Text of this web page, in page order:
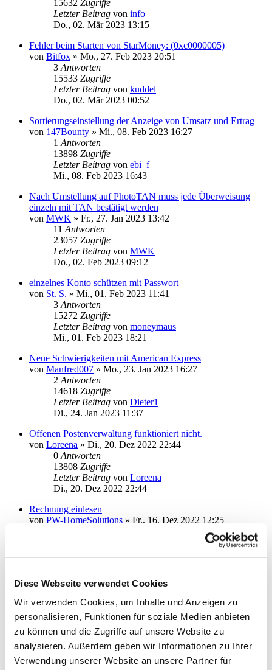
Diese Webseite verwendet Cookies
Wir verwenden Cookies, um Inhalte und Anzeigen zu
personalisieren, Funktionen für soziale Medien anbieten
zu können und die Zugriffe auf unsere Website zu
analysieren. Außerdem geben wir Informationen zu Ihrer
Verwendung unserer Website an unsere Partner für
15632 Zugriffe
Letzter Beitrag von info
Do., 02. Mär 2023 13:15
Fehler beim Starten von StarMoney: (0xc0000005)
von Bitfox » Mo., 27. Feb 2023 20:51
3 Antworten
15533 Zugriffe
Letzter Beitrag von kuddel
Do., 02. Mär 2023 00:52
Sortierungseinstellung der Anzeige von Umsatz und Ertrag
von 147Bounty » Mi., 08. Feb 2023 16:27
1 Antworten
13898 Zugriffe
Letzter Beitrag von ebi_f
Mi., 08. Feb 2023 16:43
Nach Umstellung auf PhotoTAN muss jede Überweisung
einzeln mit TAN bestätigt werden
von MWK » Fr., 27. Jan 2023 13:42
11 Antworten
23057 Zugriffe
Letzter Beitrag von MWK
Do., 02. Feb 2023 09:12
einzelnes Konto schützen mit Passwort
von St. S. » Mi., 01. Feb 2023 11:41
3 Antworten
15272 Zugriffe
Letzter Beitrag von moneymaus
Mi., 01. Feb 2023 18:21
Neue Schwierigkeiten mit American Express
von Manfred007 » Mo., 23. Jan 2023 16:27
2 Antworten
14618 Zugriffe
Letzter Beitrag von Dieter1
Di., 24. Jan 2023 11:37
Offenen Postenverwaltung funktioniert nicht.
von Loreena » Di., 20. Dez 2022 22:44
0 Antworten
13808 Zugriffe
Letzter Beitrag von Loreena
Di., 20. Dez 2022 22:44
Rechnung einlesen
von PW-HomeSolutions » Fr., 16. Dez 2022 12:25
Speicherort der Datenbank für lokale Sicherung
3Antworten
17140Zugriffe
Letzter Beitragvon Andromedas
Mo., 12. Dez 2022 17:04
StarMoney Business und Synology NAS